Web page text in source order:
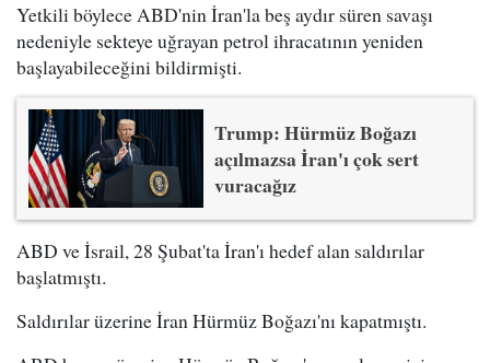
Yetkili böylece ABD'nin İran'la beş aydır süren savaşı
nedeniyle sekteye uğrayan petrol ihracatının yeniden
başlayabileceğini bildirmişti.
Trump: Hürmüz Boğazı
açılmazsa İran'ı çok sert
vuracağız
ABD ve İsrail, 28 Şubat'ta İran'ı hedef alan saldırılar
başlatmıştı.
Saldırılar üzerine İran Hürmüz Boğazı'nı kapatmıştı.